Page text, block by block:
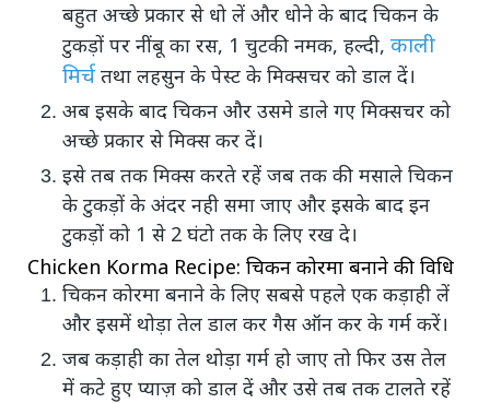
बहुत अच्छे प्रकार से धो लें और धोने के बाद चिकन के
टुकड़ों पर नींबू का रस, 1 चुटकी नमक, हल्दी, काली
मिर्च तथा लहसुन के पेस्ट के मिक्सचर को डाल दें।
अब इसके बाद चिकन और उसमे डाले गए मिक्सचर को
अच्छे प्रकार से मिक्स कर दें।
इसे तब तक मिक्स करते रहें जब तक की मसाले चिकन
के टुकड़ों के अंदर नही समा जाए और इसके बाद इन
टुकड़ों को 1 से 2 घंटो तक के लिए रख दे।
Chicken Korma Recipe: चिकन कोरमा बनाने की विधि
चिकन कोरमा बनाने के लिए सबसे पहले एक कड़ाही लें
और इसमें थोड़ा तेल डाल कर गैस ऑन कर के गर्म करें।
जब कड़ाही का तेल थोड़ा गर्म हो जाए तो फिर उस तेल
में कटे हुए प्याज़ को डाल दें और उसे तब तक टालते रहें